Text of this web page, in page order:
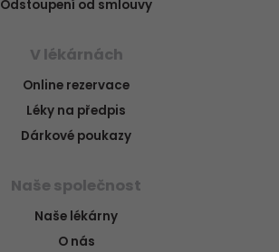
Odstoupení od smlouvy
V lékárnách
Online rezervace
Léky na předpis
Dárkové poukazy
Naše společnost
Naše lékárny
O nás